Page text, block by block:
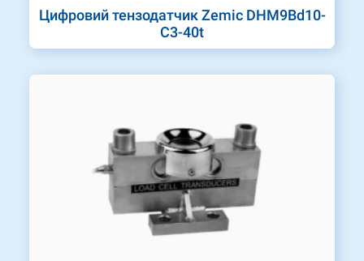
Цифровий тензодатчик Zemic DHM9Bd10-
C3-40t